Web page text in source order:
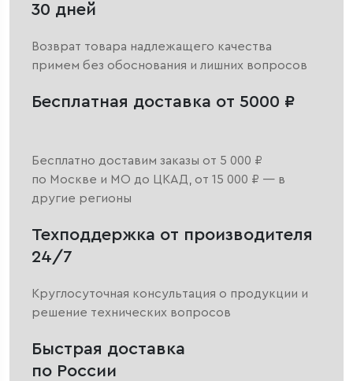
30 дней
Возврат товара надлежащего качества
примем без обоснования и лишних вопросов
Бесплатная доставка от 5000 ₽
Бесплатно доставим заказы от 5 000 ₽
по Москве и МО до ЦКАД, от 15 000 ₽ — в
другие регионы
Техподдержка от производителя
24/7
Круглосуточная консультация о продукции и
решение технических вопросов
Быстрая доставка
по России